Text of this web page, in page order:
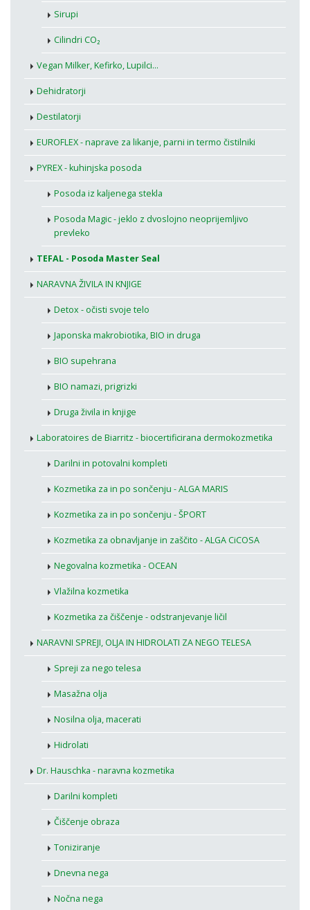
Sirupi
Cilindri CO₂
Vegan Milker, Kefirko, Lupilci...
Dehidratorji
Destilatorji
EUROFLEX - naprave za likanje, parni in termo čistilniki
PYREX - kuhinjska posoda
Posoda iz kaljenega stekla
Posoda Magic - jeklo z dvoslojno neoprijemljivo
prevleko
TEFAL - Posoda Master Seal
NARAVNA ŽIVILA IN KNJIGE
Detox - očisti svoje telo
Japonska makrobiotika, BIO in druga
BIO supehrana
BIO namazi, prigrizki
Druga živila in knjige
Laboratoires de Biarritz - biocertificirana dermokozmetika
Darilni in potovalni kompleti
Kozmetika za in po sončenju - ALGA MARIS
Kozmetika za in po sončenju - ŠPORT
Kozmetika za obnavljanje in zaščito - ALGA CiCOSA
Negovalna kozmetika - OCEAN
Vlažilna kozmetika
Kozmetika za čiščenje - odstranjevanje ličil
NARAVNI SPREJI, OLJA IN HIDROLATI ZA NEGO TELESA
Spreji za nego telesa
Masažna olja
Nosilna olja, macerati
Hidrolati
Dr. Hauschka - naravna kozmetika
Darilni kompleti
Čiščenje obraza
Toniziranje
Dnevna nega
Nočna nega